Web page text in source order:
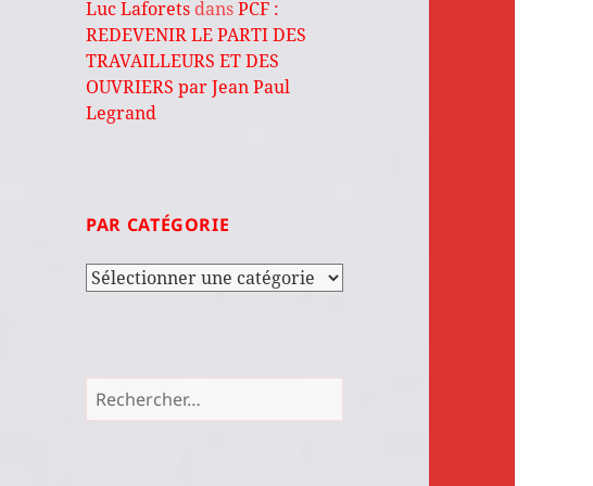
Luc Laforets dansPCF :
REDEVENIR LE PARTI DES
TRAVAILLEURS ET DES
OUVRIERS par Jean Paul
Legrand
PAR CATÉGORIE
Par
Rechercher :